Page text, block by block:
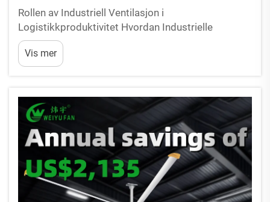
Rollen av Industriell Ventilasjon i
Logistikkproduktivitet Hvordan Industrielle
Takventilatorer Optimerer Luftstrøm Effektivitet
Effektiv luftstrøm er avgjørende i logistikkentrener
da den hjelper med å vedlikeholde optimale
takvent...
Vis mer